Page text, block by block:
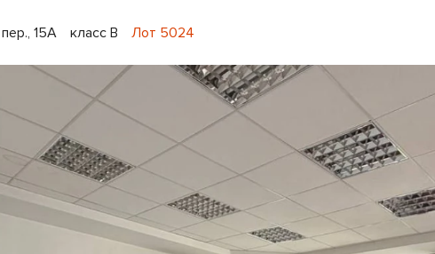
15А класс B Лот 5024